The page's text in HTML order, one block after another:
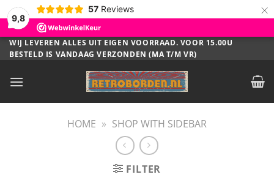
9,8
57 Reviews ×
Ga
naar
WIJ LEVEREN ALLES UIT EIGEN VOORRAAD. VOOR 15.00U
BESTELD IS VANDAAG VERZONDEN (MA T/M VR)
HOME » SHOP WITH SIDEBAR
FILTER